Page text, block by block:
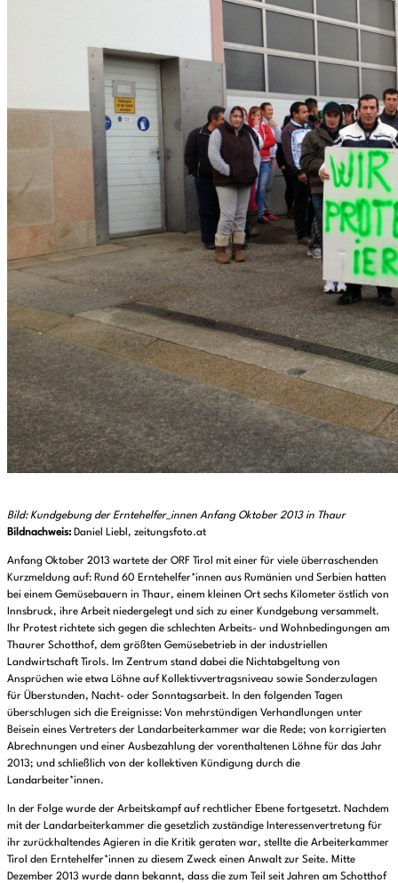
Bild: Kundgebung der Erntehelfer_innen Anfang Oktober 2013 in Thaur
Bildnachweis: Daniel Liebl, zeitungsfoto.at
Anfang Oktober 2013 wartete der ORF Tirol mit einer für viele überraschenden
Kurzmeldung auf: Rund 60 Erntehelfer*innen aus Rumänien und Serbien hatten
bei einem Gemüsebauern in Thaur, einem kleinen Ort sechs Kilometer östlich von
Innsbruck, ihre Arbeit niedergelegt und sich zu einer Kundgebung versammelt.
Ihr Protest richtete sich gegen die schlechten Arbeits- und Wohnbedingungen am
Thaurer Schotthof, dem größten Gemüsebetrieb in der industriellen
Landwirtschaft Tirols. Im Zentrum stand dabei die Nichtabgeltung von
Ansprüchen wie etwa Löhne auf Kollektivvertragsniveau sowie Sonderzulagen
für Überstunden, Nacht- oder Sonntagsarbeit. In den folgenden Tagen
überschlugen sich die Ereignisse: Von mehrstündigen Verhandlungen unter
Beisein eines Vertreters der Landarbeiterkammer war die Rede; von korrigierten
Abrechnungen und einer Ausbezahlung der vorenthaltenen Löhne für das Jahr
2013; und schließlich von der kollektiven Kündigung durch die
Landarbeiter*innen.
In der Folge wurde der Arbeitskampf auf rechtlicher Ebene fortgesetzt. Nachdem
mit der Landarbeiterkammer die gesetzlich zuständige Interessenvertretung für
ihr zurückhaltendes Agieren in die Kritik geraten war, stellte die Arbeiterkammer
Tirol den Erntehelfer*innen zu diesem Zweck einen Anwalt zur Seite. Mitte
Dezember 2013 wurde dann bekannt, dass die zum Teil seit Jahren am Schotthof